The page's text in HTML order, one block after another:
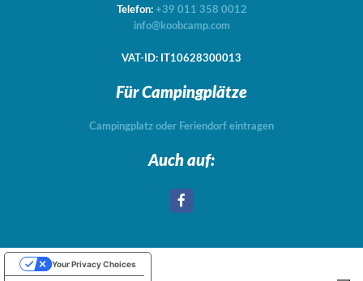
Telefon: +39 011 358 0012
info@koobcamp.com
VAT-ID: IT10628300013
Für Campingplätze
Campingplatz oder Feriendorf eintragen
Auch auf:
Your Privacy Choices